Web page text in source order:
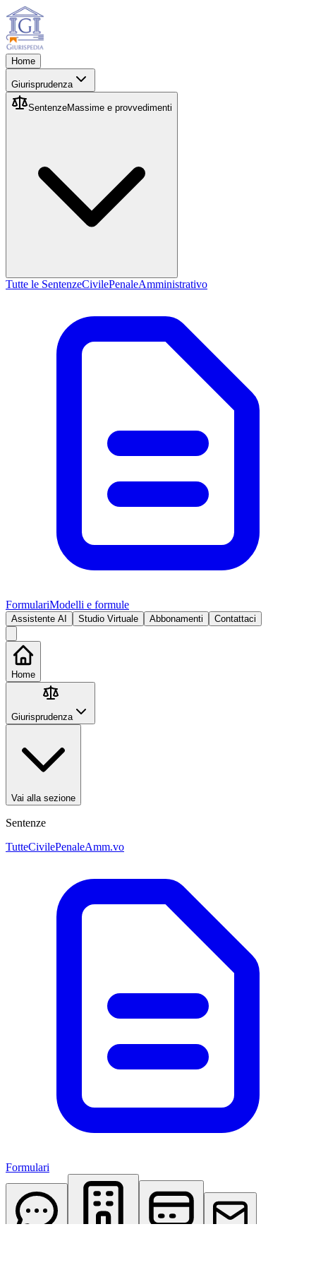
Home
Giurisprudenza
SentenzeMassime e provvedimenti
Tutte le SentenzeCivilePenaleAmministrativo
FormulariModelli e formule
Assistente AI Studio Virtuale Abbonamenti Contattaci
Home
Giurisprudenza
Vai alla sezione
Sentenze
TutteCivilePenaleAmm.vo
Formulari